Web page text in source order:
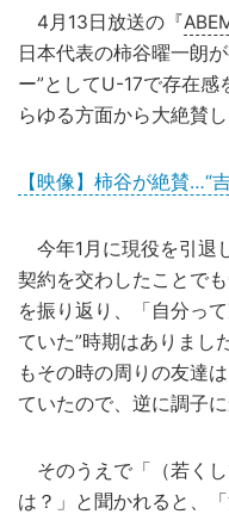
4月13日放送の『
日本代表の柿谷曜一朗
ー”としてU-17で存在
らゆる方面から大絶賛し
【映像】柿谷が絶賛…“
今年1月に現役を引退
契約を交わしたことで
を振り返り、「自分っ
ていた”時期はありまし
もその時の周りの友達
ていたので、逆に調子
そのうえで「（若く
は？」と聞かれると、